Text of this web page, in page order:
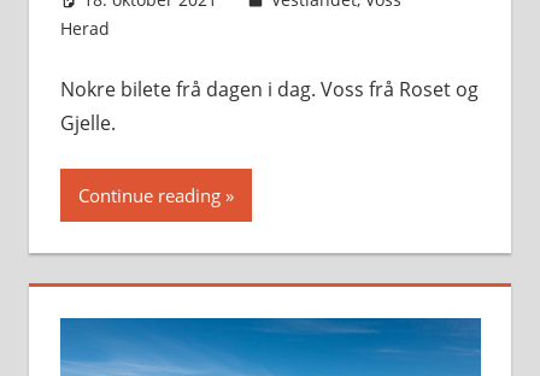
Herad
Nokre bilete frå dagen i dag. Voss frå Roset og
Gjelle.
Continue reading